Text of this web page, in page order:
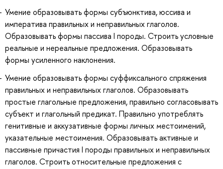
Умение образовывать формы субъюнктива, юссива и
императива правильных и неправильных глаголов.
Образовывать формы пассива I породы. Строить условные
реальные и нереальные предложения. Образовывать
формы усиленного наклонения.
Умение образовывать формы суффиксального спряжения
правильных и неправильных глаголов. Образовывать
простые глагольные предложения, правильно согласовывать
субъект и глагольный предикат. Правильно употреблять
генитивные и аккузативные формы личных местоимений,
указательные местоимения. Образовывать активные и
пассивные причастия I породы правильных и неправильных
глаголов. Строить относительные предложения с